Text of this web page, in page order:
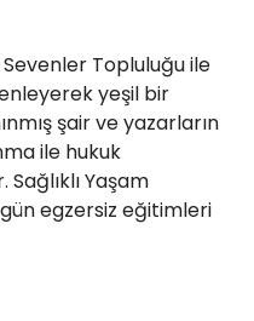
Topluluğu ile
yeşil bir
şair ve yazarların
ile hukuk
Yaşam
egzersiz eğitimleri